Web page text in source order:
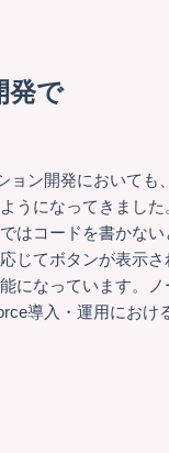
発で
ョン開発においても
うになってきました
はコードを書かない
じてボタンが表示さ
になっています。ノ
導入・運用におけ